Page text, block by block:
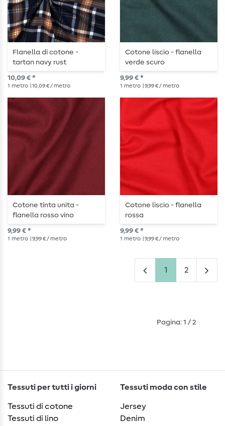
Flanella di cotone -
tartan navy rust
10,09 € *
1 metro | 10,09 € / metro
Cotone liscio - flanella
verde scuro
9,99 € *
1 metro | 9,99 € / metro
Cotone tinta unita -
flanella rosso vino
9,99 € *
1 metro | 9,99 € / metro
Cotone liscio - flanella
rossa
9,99 € *
1 metro | 9,99 € / metro
1 2
Pagina: 1 / 2
Tessuti per tutti i giorni
Tessuti di cotone
Tessuti di lino
Tessuti moda con stile
Jersey
Denim